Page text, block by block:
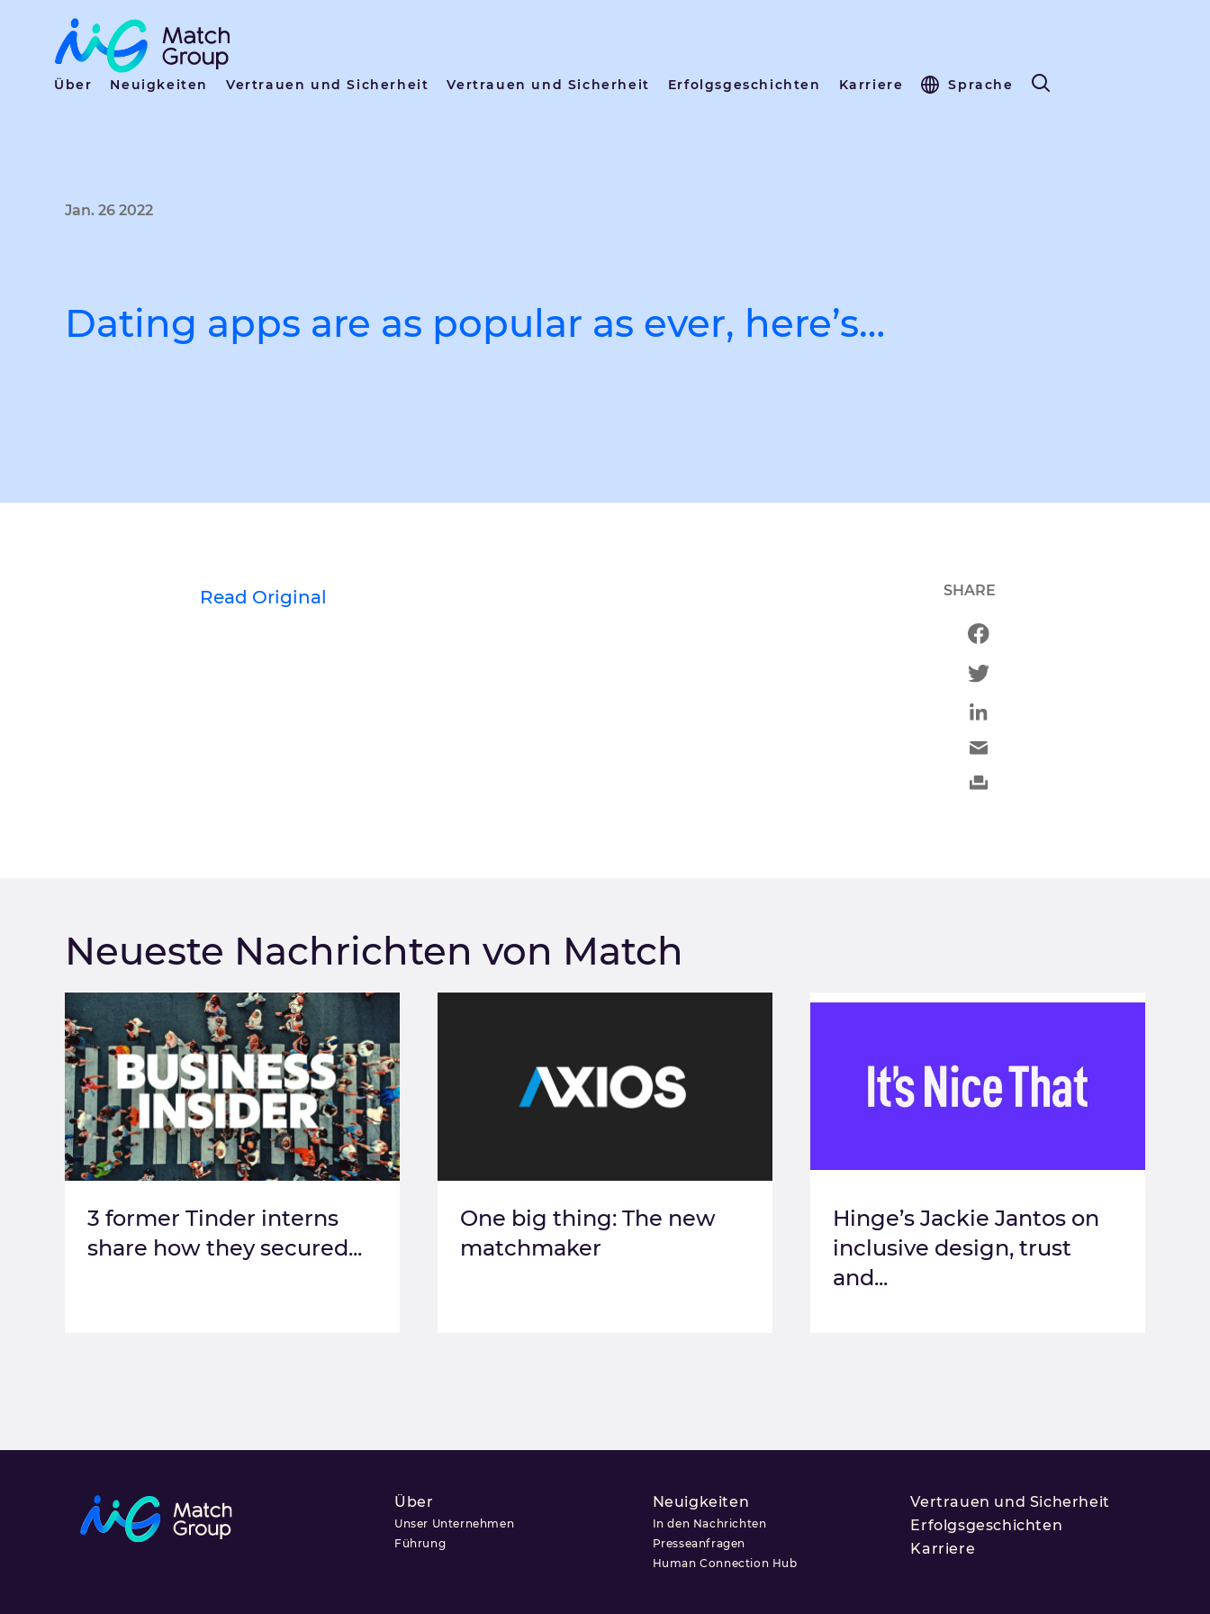
Über Neuigkeiten Vertrauen und Sicherheit Vertrauen und Sicherheit Erfolgsgeschichten Karriere Sprache
Jan. 26 2022
Dating apps are as popular as ever, here’s…
Read Original SHARE
Neueste Nachrichten von Match
3 former Tinder interns
share how they secured...
One big thing: The new
matchmaker
Hinge’s Jackie Jantos on
inclusive design, trust
and...
Über
Unser Unternehmen
Führung
Neuigkeiten
In den Nachrichten
Presseanfragen
Human Connection Hub
Vertrauen und Sicherheit
Erfolgsgeschichten
Karriere